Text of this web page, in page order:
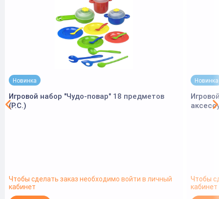
Новинка
Игровой набор "Чудо-повар" 18 предметов
(Р.С.)
Чтобы сделать заказ необходимо войти в личный
кабинет
Новинка
Чтобы
кабинет